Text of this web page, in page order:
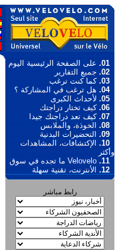
01. على الصفحة الرئيسية اليوم
02. جميع التقارير
03. كما كنت ترغب
04. هل ترغب في المشاركة ؟
05. لأحداث الكبرى
06. كيف تختار دراجتك
07. كيف تعد دراجتك جيدا
08. الخوذة، والملابس
09. التحضيرات البدنية
10. الإكتشافات، المشاهدات
وأكثر
11. Velovelo ما تجده في سوق
12. الأنترنت، تقنية سهلة
رابط مباشر